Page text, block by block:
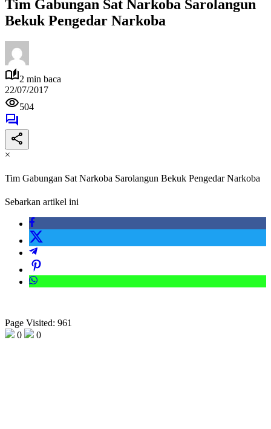
Tim Gabungan Sat Narkoba Sarolangun
Bekuk Pengedar Narkoba
2 min baca
22/07/2017
504
×
Tim Gabungan Sat Narkoba Sarolangun Bekuk Pengedar Narkoba
Sebarkan artikel ini
Page Visited: 961
0
0